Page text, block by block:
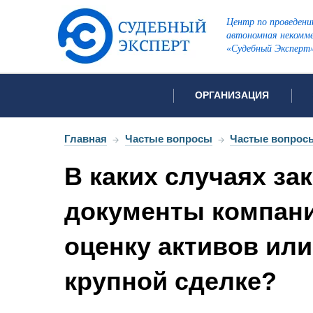
Центр по
автономная
«Судебный
ОРГАНИЗАЦИЯ
Об организации
Открытые перечни судов
Для СМИ
Вакансии
Список всех
Инженерно-
Оценочная
Главная → Частые вопросы → Частые
В каких случаях
документы
оценку активов
крупной сделке?